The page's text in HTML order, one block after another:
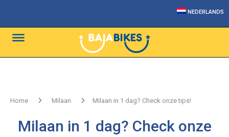
NEDERLANDS
Home Milaan Milaan in 1 dag? Check onze tips!
Milaan in 1 dag? Check onze